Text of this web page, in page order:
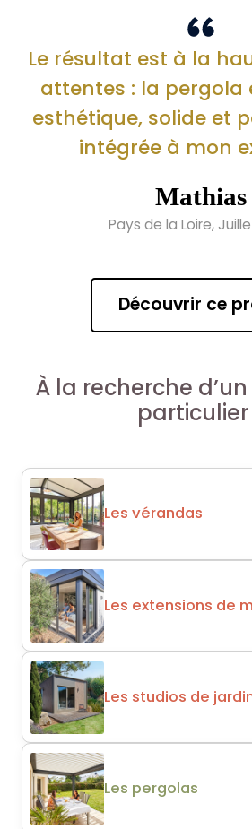
Le résultat est à la
attentes : la pergola
esthétique, solide et
intégrée à mon
Mathias
Pays de la Loire,
Découvrir ce
À la recherche
particulier
Les vérandas
Les extensions de
Les studios de
Les pergolas